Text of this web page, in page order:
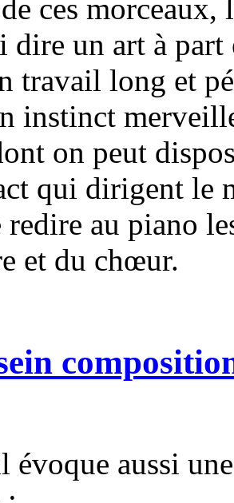
ces morceaux,
dire un art à part
travail long et
instinct
on peut
qui dirigent
au piano
et du chœur.
évoque aussi